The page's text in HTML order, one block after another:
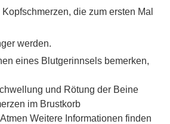
die zum ersten Mal
werden.
eines Blutgerinnsels bemerken,
und Rötung der Beine
im Brustkorb
Weitere Informationen finden